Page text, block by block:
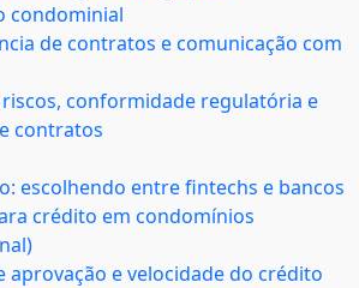
condominial
de contratos e comunicação com
riscos, conformidade regulatória e
contratos
escolhendo entre fintechs e bancos
crédito em condomínios
aprovação e velocidade do crédito